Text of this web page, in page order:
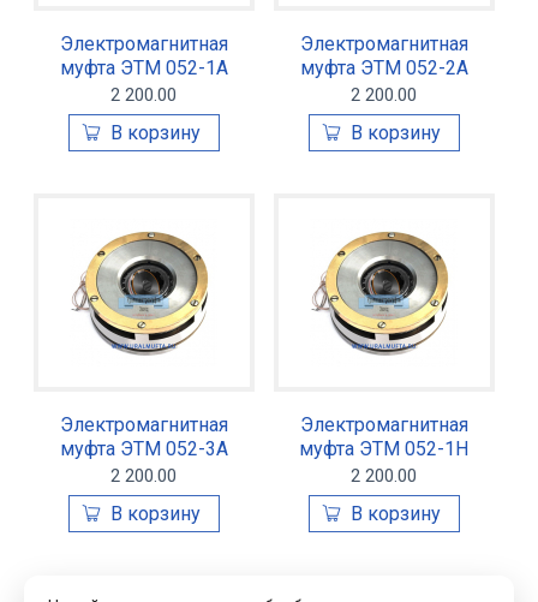
Электромагнитная
муфта ЭТМ 052-1А
2 200.00
Электромагнитная
муфта ЭТМ 052-2А
2 200.00
Электромагнитная
муфта ЭТМ 052-3А
2 200.00
Электромагнитная
муфта ЭТМ 052-1Н
2 200.00